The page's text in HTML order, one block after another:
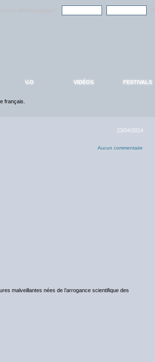
V.O VIDÉOS FESTIVALS
français.
23/04/2014
Aucun commentaire
malveillantes nées de l’arrogance scientifique des